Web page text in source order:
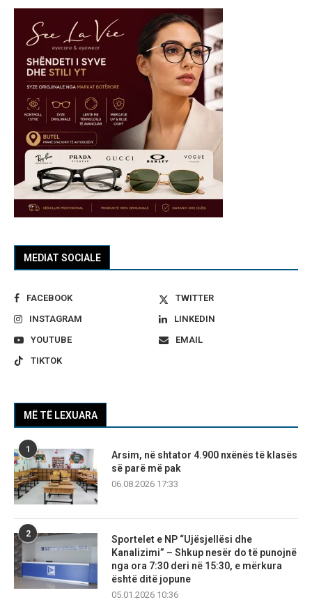
MEDIAT SOCIALE
FACEBOOK
TWITTER
INSTAGRAM
LINKEDIN
YOUTUBE
EMAIL
TIKTOK
MË TË LEXUARA
1
Arsim, në shtator 4.900 nxënës të klasës
së parë më pak
06.08.2026 17:33
2
Sportelet e NP “Ujësjellësi dhe
Kanalizimi” – Shkup nesër do të punojnë
nga ora 7:30 deri në 15:30, e mërkura
është ditë jopune
05.01.2026 10:36